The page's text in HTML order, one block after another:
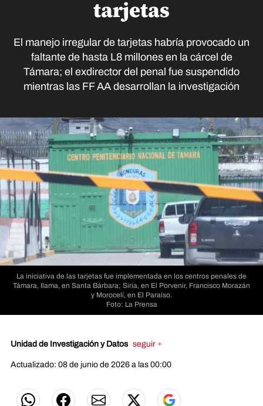
tarjetas
El manejo irregular de tarjetas habría provocado un
faltante de hasta L8 millones en la cárcel de
Támara; el exdirector del penal fue suspendido
mientras las FF AA desarrollan la investigación
La iniciativa de las tarjetas fue implementada en los centros penales de
Támara, Ilama, en Santa Bárbara; Siria, en El Porvenir, Francisco Morazán
y Morocelí, en El Paraíso.
Foto: La Prensa
Unidad de Investigación y Datos seguir +
Actualizado: 08 de junio de 2026 a las 00:00